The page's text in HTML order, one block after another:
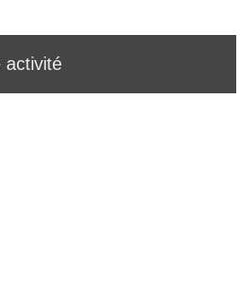
activité